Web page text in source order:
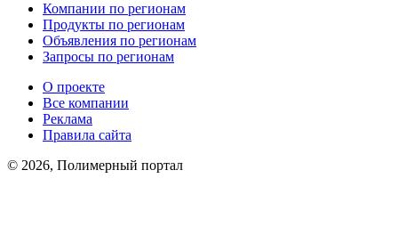
Компании по регионам
Продукты по регионам
Объявления по регионам
Запросы по регионам
О проекте
Все компании
Реклама
Правила сайта
© 2026, Полимерный портал